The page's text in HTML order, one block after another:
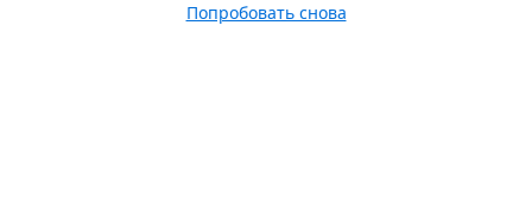
Попробовать снова